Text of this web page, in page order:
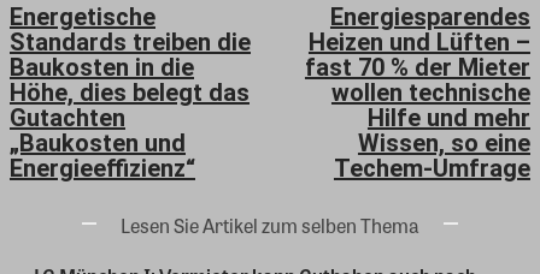
Energetische
Standards treiben die
Baukosten in die
Höhe, dies belegt das
Gutachten
„Baukosten und
Energieeffizienz“
Energiesparendes
Heizen und Lüften –
fast 70 % der Mieter
wollen technische
Hilfe und mehr
Wissen, so eine
Techem-Umfrage
Lesen Sie Artikel zum selben Thema